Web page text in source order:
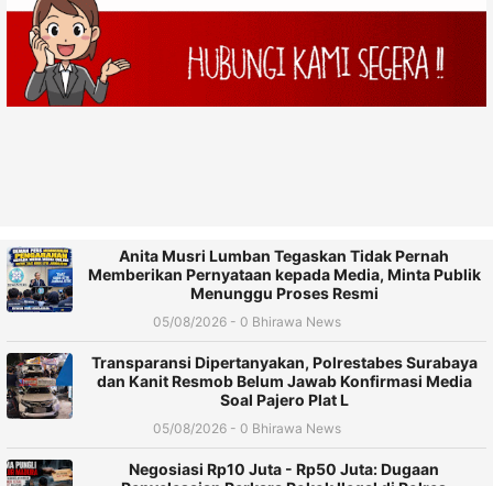
Anita Musri Lumban Tegaskan Tidak Pernah
Memberikan Pernyataan kepada Media, Minta Publik
Menunggu Proses Resmi
05/08/2026 - 0 Bhirawa News
Transparansi Dipertanyakan, Polrestabes Surabaya
dan Kanit Resmob Belum Jawab Konfirmasi Media
Soal Pajero Plat L
05/08/2026 - 0 Bhirawa News
Negosiasi Rp10 Juta - Rp50 Juta: Dugaan